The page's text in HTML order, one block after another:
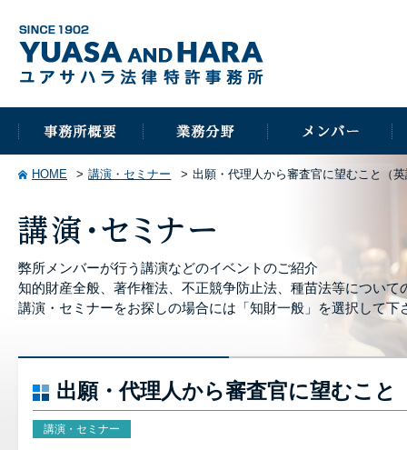
HOME 講演・セミナー 出願・代理人から審査官に望むこと（
弊所メンバーが行う講演などのイベントのご紹介
知的財産全般、著作権法、不正競争防止法、種苗法等について
講演・セミナーをお探しの場合には「知財一般」を選択して下
出願・代理人から審査官に望むこと
講演・セミナー